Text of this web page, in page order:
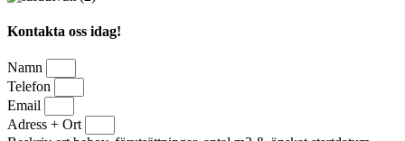
Kontakta oss idag!
Namn
Telefon
Email
Adress + Ort